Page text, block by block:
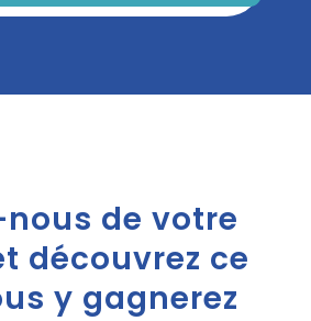
de votre
découvrez ce
y gagnerez